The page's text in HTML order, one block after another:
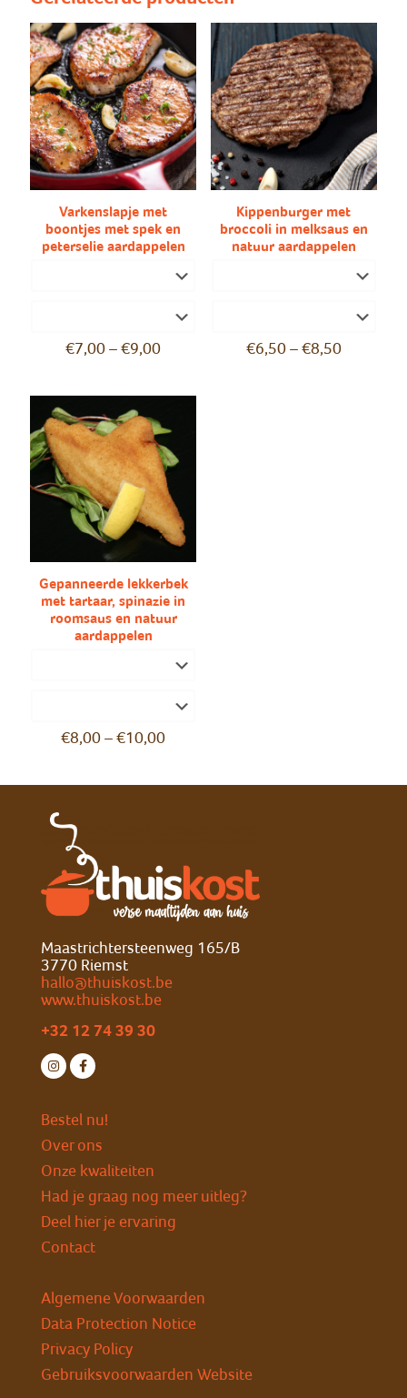
Varkenslapje met
boontjes met spek en
peterselie aardappelen
€7,00 –€9,00
Kippenburger met
broccoli in melksaus en
natuur aardappelen
€6,50– €8,50
Gepanneerde lekkerbek
met tartaar, spinazie in
roomsaus en natuur
aardappelen
€8,00 –€10,00
Maastrichtersteenweg 165/B
3770 Riemst
hallo@thuiskost.be
www.thuiskost.be
+32 12 74 39 30
Bestel nu!
Over ons
Onze kwaliteiten
Had je graag nog meer uitleg?
Deel hier je ervaring
Contact
Algemene Voorwaarden
Data Protection Notice
Privacy Policy
Gebruiksvoorwaarden Website